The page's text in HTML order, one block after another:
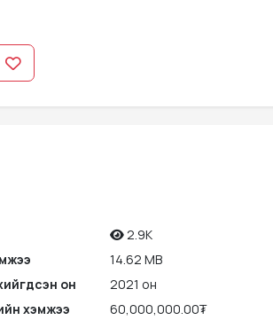
2.9K
14.62 MB
он
2021 он
хэмжээ 60,000,000.00₮